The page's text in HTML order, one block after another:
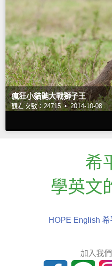
瘋狂小貓鼬大戰獅子王
觀看次數：24715 • 2014-10-08
希
學英文
HOPE English
加入我